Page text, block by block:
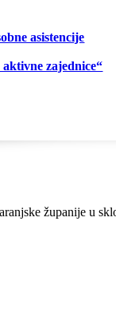
asistencije
zajednice“
županije